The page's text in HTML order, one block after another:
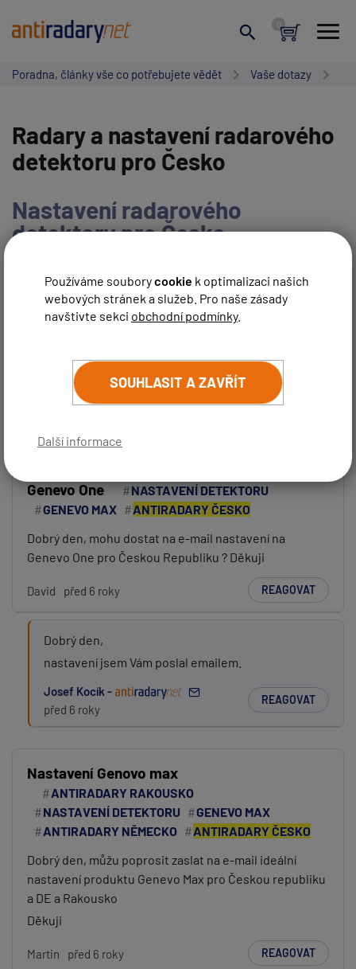
Používáme souborycookie k optimalizaci našich
webových stránek a služeb. Pro naše zásady
navštivte sekci obchodní podmínky.
SOUHLASIT A ZAVŘÍT
Další informace
Poradna, články vše co potřebujete vědět Vaše dotazy
Radary a nastavení radarového
detektoru pro Česko
Nastavení radarového
detektoru pro Česko,
NAPSAT NOVÝ PŘÍSPĚVEK
Vaše jméno:
Váš e-mail:
PŘIDAT PŘÍSPĚVEK
Genevo One
NASTAVENÍ DETEKTORU
GENEVO MAX
ANTIRADARY ČESKO
Dobrý den, mohu dostat na e-mail nastavení na
Genevo One pro Českou Republiku ? Děkuji
David před 6 roky REAGOVAT
Dobrý den,
nastavení jsem Vám poslal emailem.
Josef Kocík -
před 6 roky
REAGOVAT
Nastavení Genovo max
ANTIRADARY RAKOUSKO
NASTAVENÍ DETEKTORU
GENEVO MAX
ANTIRADARY NĚMECKO
ANTIRADARY ČESKO
Dobrý den, můžu poprosit zaslat na e-mail ideální
nastavení produktu Genevo Max pro Českou republiku
a DE a Rakousko
Děkuji
Martin před 6 roky REAGOVAT